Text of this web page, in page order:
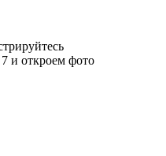
и откроем фото